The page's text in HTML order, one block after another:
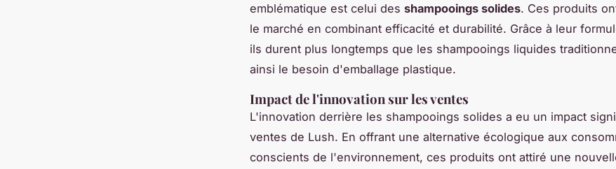
emblématique est celui des shampooings solides. Ces produits
le marché en combinant efficacité et durabilité. Grâce à leur
ils durent plus longtemps que les shampooings liquides
ainsi le besoin d'emballage plastique.
Impact de l'innovation sur les ventes
L'innovation derrière les shampooings solides a eu un impact
ventes de Lush. En offrant une alternative écologique aux
conscients de l'environnement, ces produits ont attiré une